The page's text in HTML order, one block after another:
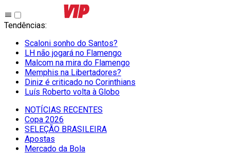
Tendências:
Scaloni sonho do Santos?
LH não jogará no Flamengo
Malcom na mira do Flamengo
Memphis na Libertadores?
Diniz é criticado no Corinthians
Luís Roberto volta à Globo
NOTÍCIAS RECENTES
Copa 2026
SELEÇÃO BRASILEIRA
Apostas
Mercado da Bola